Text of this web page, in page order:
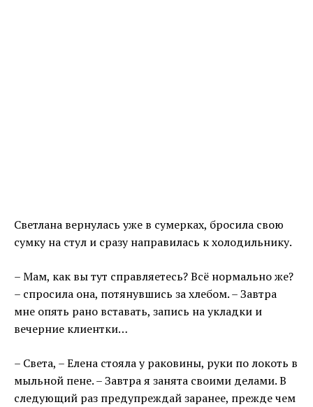
Светлана вернулась уже в сумерках, бросила свою
сумку на стул и сразу направилась к холодильнику.
– Мам, как вы тут справляетесь? Всё нормально же?
– спросила она, потянувшись за хлебом. – Завтра
мне опять рано вставать, запись на укладки и
вечерние клиентки…
– Света, – Елена стояла у раковины, руки по локоть в
мыльной пене. – Завтра я занята своими делами. В
следующий раз предупреждай заранее, прежде чем